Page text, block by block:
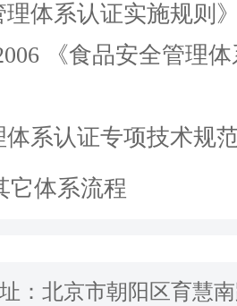
体系认证实施规则
《食品安全管理
系认证专项技术规
它体系流程
：北京市朝阳区育慧